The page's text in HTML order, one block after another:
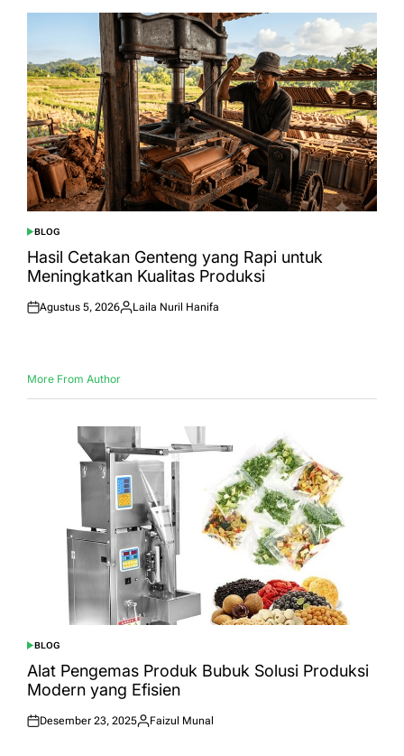
POSTED
IN
BLOG
Hasil Cetakan Genteng yang Rapi untuk
Meningkatkan Kualitas Produksi
Posted
Agustus 5, 2026
Posted
Laila Nuril Hanifa
More From Author
POSTED
IN
BLOG
Alat Pengemas Produk Bubuk Solusi Produksi
Modern yang Efisien
Posted
Desember 23, 2025
Posted
Faizul Munal